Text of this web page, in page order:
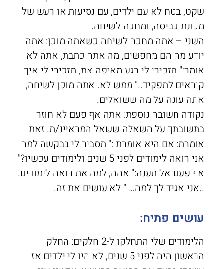
שקט, בטח לא עם ילדים, עם נסיעות או רעש של
מכונת כביסה, ומחכה לשיחה.
השני – אתה מחכה לשיחה כשאתה מוכן: אתה
יודע מה הם מחפשים, מה אתה כתבת, אתה לא
אומר:" תזכירי לי רגע מאיפה את, תזכירי לי איך
קוראים לתפקיד.." ממש לא. אתה מוכן לשיחה,
אתה עונה על מה ששואלים.
נקודה חשובה נוספת: אתה אף פעם לא חוזר
בתשובתך על השאלה ששאל המראיינ/ת. זאת
אומרת: אם היא אומרת :" תסביר לי בבקשה למה
אני רואה לימודים לפני 5 שנים ולימודים עכשיו?"
אף פעם אל תענה:" אהה, למה את רואה לימודים.
..אני אגיד לך למה… " לא עושים את זה.
עושים פתיח:
הלימודים שלי התחלקו ל-2 חלקים: החלק
הראשון היה לפני 5 שנים, לא היו לי ילדים אז